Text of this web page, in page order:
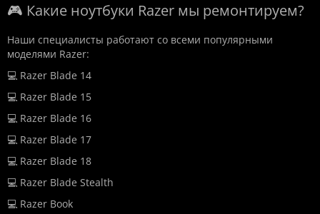
🎮 Какие ноутбуки Razer мы ремонтируем?
Наши специалисты работают со всеми популярными
моделями Razer:
💻 Razer Blade 14
💻 Razer Blade 15
💻 Razer Blade 16
💻 Razer Blade 17
💻 Razer Blade 18
💻 Razer Blade Stealth
💻 Razer Book